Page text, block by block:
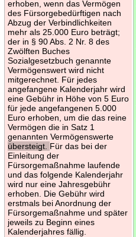
erhoben, wenn das Vermögen
des Fürsorgebedürftigen nach
Abzug der Verbindlichkeiten
mehr als 25.000 Euro beträgt;
der in § 90 Abs. 2 Nr. 8 des
Zwölften Buches
Sozialgesetzbuch genannte
Vermögenswert wird nicht
mitgerechnet. Für jedes
angefangene Kalenderjahr wird
eine Gebühr in Höhe von 5 Euro
für jede angefangenen 5.000
Euro erhoben, um die das reine
Vermögen die in Satz 1
genannten Vermögenswerte
übersteigt. Für das bei der
Einleitung der
Fürsorgemaßnahme laufende
und das folgende Kalenderjahr
wird nur eine Jahresgebühr
erhoben. Die Gebühr wird
erstmals bei Anordnung der
Fürsorgemaßnahme und später
jeweils zu Beginn eines
Kalenderjahres fällig.